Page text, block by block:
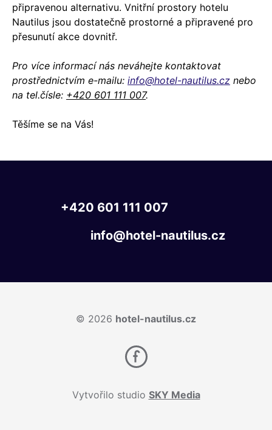
připravenou alternativu. Vnitřní prostory hotelu
Nautilus jsou dostatečně prostorné a připravené pro
přesunutí akce dovnitř.
Pro více informací nás neváhejte kontaktovat
prostřednictvím e-mailu: info@hotel-nautilus.cz nebo
na tel.čísle: +420 601 111 007.
Těšíme se na Vás!
+420 601 111 007
info@hotel-nautilus.cz
© 2026 hotel-nautilus.cz
Vytvořilo studio SKY Media